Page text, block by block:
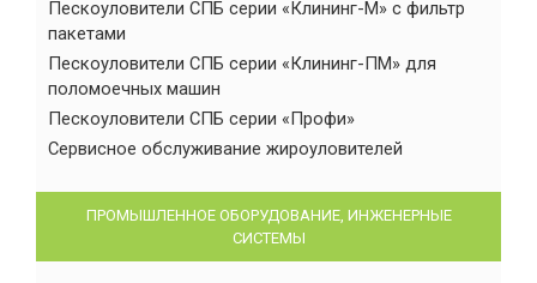
Пескоуловители СПБ серии «Клининг-М» с фильтр
пакетами
Пескоуловители СПБ серии «Клининг-ПМ» для
поломоечных машин
Пескоуловители СПБ серии «Профи»
Сервисное обслуживание жироуловителей
ПРОМЫШЛЕННОЕ ОБОРУДОВАНИЕ, ИНЖЕНЕРНЫЕ
СИСТЕМЫ